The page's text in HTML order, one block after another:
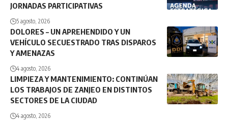
JORNADAS PARTICIPATIVAS
5 agosto, 2026
DOLORES – UN APREHENDIDO Y UN
VEHÍCULO SECUESTRADO TRAS DISPAROS
Y AMENAZAS
4 agosto, 2026
LIMPIEZA Y MANTENIMIENTO: CONTINÚAN
LOS TRABAJOS DE ZANJEO EN DISTINTOS
SECTORES DE LA CIUDAD
4 agosto, 2026